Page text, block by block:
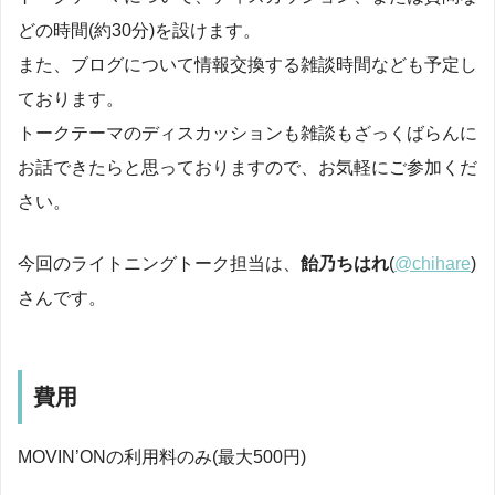
どの時間(約30分)を設けます。
また、ブログについて情報交換する雑談時間なども予定し
ております。
トークテーマのディスカッションも雑談もざっくばらんに
お話できたらと思っておりますので、お気軽にご参加くだ
さい。
今回のライトニングトーク担当は、 飴乃ちはれ(@chihare)
さんです。
費用
MOVIN’ONの利用料のみ(最大500円)